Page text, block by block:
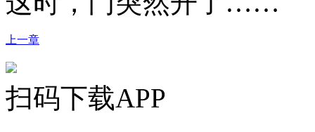
上一章
扫码下载APP